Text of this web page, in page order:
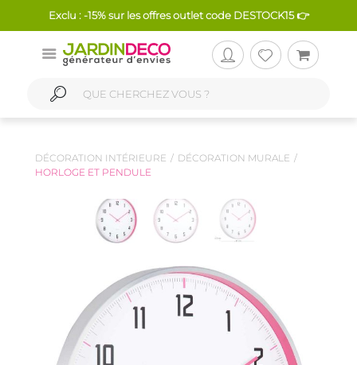
Exclu : -15% sur les offres outlet code DESTOCK15 👉
DÉCORATION INTÉRIEURE
DÉCORATION MURALE
HORLOGE ET PENDULE